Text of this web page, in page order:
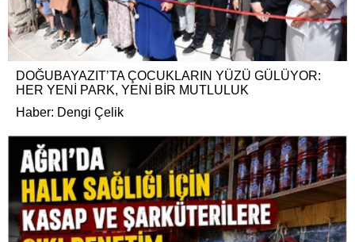
DOĞUBAYAZIT’TA ÇOCUKLARIN YÜZÜ GÜLÜYOR:
HER YENİ PARK, YENİ BİR MUTLULUK
Haber: Dengi Çelik